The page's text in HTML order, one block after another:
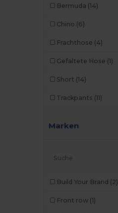
Bermuda (14)
Chino (6)
Frachthose (4)
Gefaltete Hose (1)
Short (14)
Trackpants (11)
Marken
Build Your Brand (2)
Front row (1)